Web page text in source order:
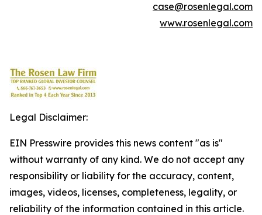
case@rosenlegal.com
www.rosenlegal.com
Legal Disclaimer:
EIN Presswire provides this news content "as is"
without warranty of any kind. We do not accept any
responsibility or liability for the accuracy, content,
images, videos, licenses, completeness, legality, or
reliability of the information contained in this article.